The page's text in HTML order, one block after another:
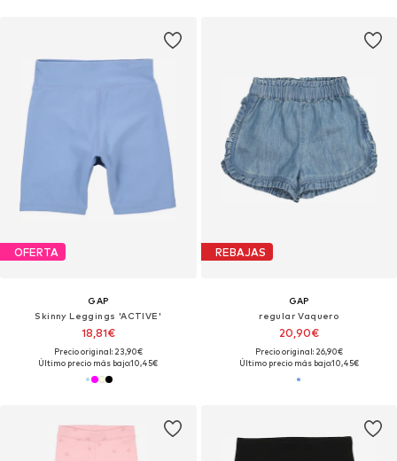
OFERTA
GAP
Skinny Leggings 'ACTIVE'
18,81€
Precio original: 23,90€
Último precio más bajo:10,45€
REBAJAS
GAP
regular Vaquero
20,90€
Precio original: 26,90€
Último precio más bajo:10,45€